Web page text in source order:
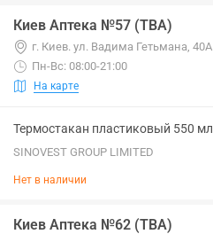
Киев Аптека №57 (ТВА)
г. Киев. ул. Вадима Гетьмана, 40А
Пн-Вс: 08:00-21:00
На карте
Термостакан пластиковый 550 мл
SINOVEST GROUP LIMITED
Нет в наличии
Киев Аптека №62 (ТВА)